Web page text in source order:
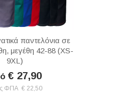
παντελόνια σε
μεγέθη 42-88 (XS-
9XL)
€ 27,90
ΦΠΑ € 22,50